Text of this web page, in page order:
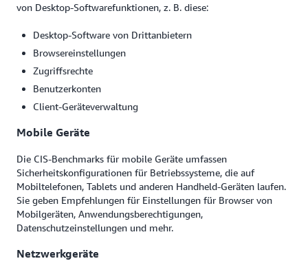
von Desktop-Softwarefunktionen, z. B. diese:
Desktop-Software von Drittanbietern
Browsereinstellungen
Zugriffsrechte
Benutzerkonten
Client-Geräteverwaltung
Mobile Geräte
Die CIS-Benchmarks für mobile Geräte umfassen
Sicherheitskonfigurationen für Betriebssysteme, die auf
Mobiltelefonen, Tablets und anderen Handheld-Geräten laufen.
Sie geben Empfehlungen für Einstellungen für Browser von
Mobilgeräten, Anwendungsberechtigungen,
Datenschutzeinstellungen und mehr.
Netzwerkgeräte